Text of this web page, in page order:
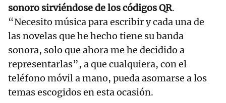
sonoro sirviéndose de los códigos QR.
“Necesito música para escribir y cada una de
las novelas que he hecho tiene su banda
sonora, solo que ahora me he decidido a
representarlas”, a que cualquiera, con el
teléfono móvil a mano, pueda asomarse a los
temas escogidos en esta ocasión.